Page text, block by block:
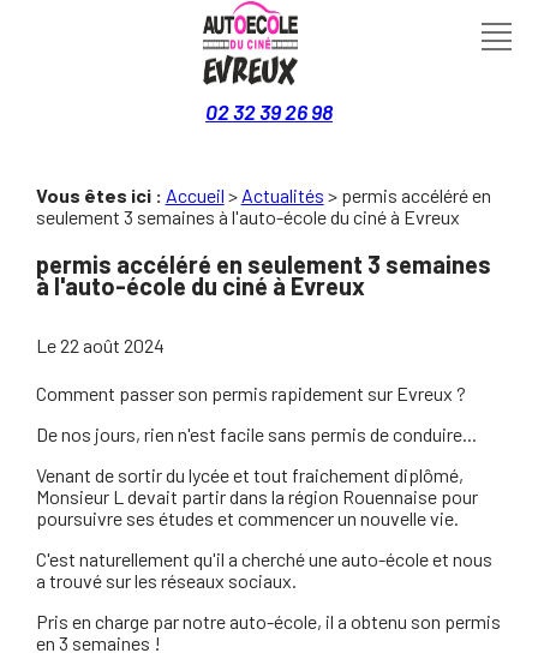
02 32 39 26 98
Vous êtes ici : Accueil > Actualités > permis accéléré en
seulement 3 semaines à l'auto-école du ciné à Evreux
permis accéléré en seulement 3 semaines
à l'auto-école du ciné à Evreux
Le22 août 2024
Comment passer son permis rapidement sur Evreux ?
De nos jours, rien n'est facile sans permis de conduire...
Venant de sortir du lycée et tout fraichement diplômé,
Monsieur L devait partir dans la région Rouennaise pour
poursuivre ses études et commencer un nouvelle vie.
C'est naturellement qu'il a cherché une auto-école et nous
a trouvé sur les réseaux sociaux.
Pris en charge par notre auto-école, il a obtenu son permis
en 3 semaines !
Panneau de gestion des cookies